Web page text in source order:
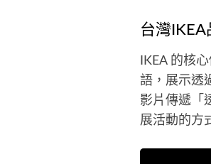
台灣IKEA
IKEA 的核
語，展示透
影片傳遞「
展活動的方